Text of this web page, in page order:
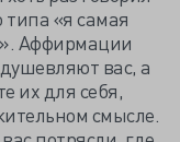
типа «я самая
Аффирмации
вас, а
их для себя,
смысле.